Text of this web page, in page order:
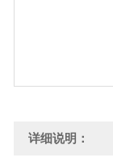
详细说明：